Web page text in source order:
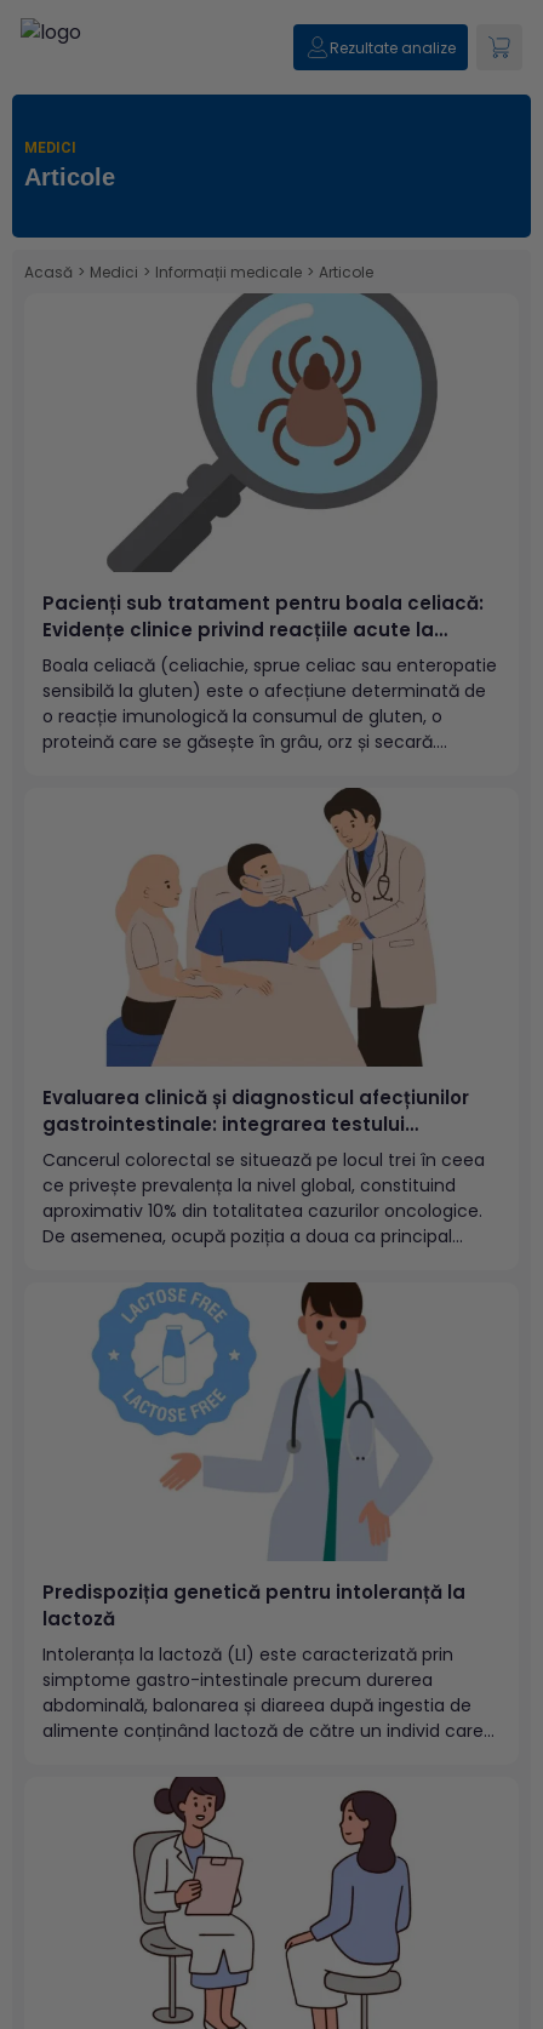
Rezultate analize
MEDICI
Articole
Acasă > Medici > Informații medicale > Articole
Pacienți sub tratament pentru boala celiacă:
Evidențe clinice privind reacțiile acute la
gluten și eliberarea de citokine
Boala celiacă (celiachie, sprue celiac sau enteropatie
sensibilă la gluten) este o afecțiune determinată de
o reacție imunologică la consumul de gluten, o
proteină care se găsește în grâu, orz și secară.
local, reacție ce deteriorează mucoasa intestinului
Evaluarea clinică și diagnosticul afecțiunilor
gastrointestinale: integrarea testului
imunologic cantitativ pentru hemoragii oculte
în practica medicală
Cancerul colorectal se situează pe locul trei în ceea
ce privește prevalența la nivel global, constituind
aproximativ 10% din totalitatea cazurilor oncologice.
De asemenea, ocupă poziția a doua ca principal
Incidența acestui tip de neoplasm crește cu
înaintarea în vârstă, majoritatea diagnosticelor fiind
stabilite...
Predispoziția genetică pentru intoleranță la
lactoză
Intoleranța la lactoză (LI) este caracterizată prin
simptome gastro-intestinale precum durerea
abdominală, balonarea și diareea după ingestia de
alimente conținând lactoză de către un individ care
Probabilitatea apariției LI depinde de cantitatea de
lactoză ingerată, de tipul deficitului enzimatic pentru